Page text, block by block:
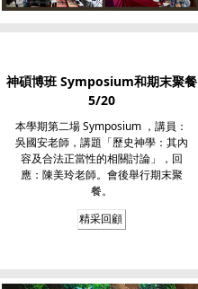
神碩博班 Symposium和期末聚餐
5/20
本學期第二場 Symposium ，講員：
吳國安老師，講題「歷史神學：其內
容及合法正當性的相關討論」，回
應：陳美玲老師。會後舉行期末聚
餐。
精采回顧